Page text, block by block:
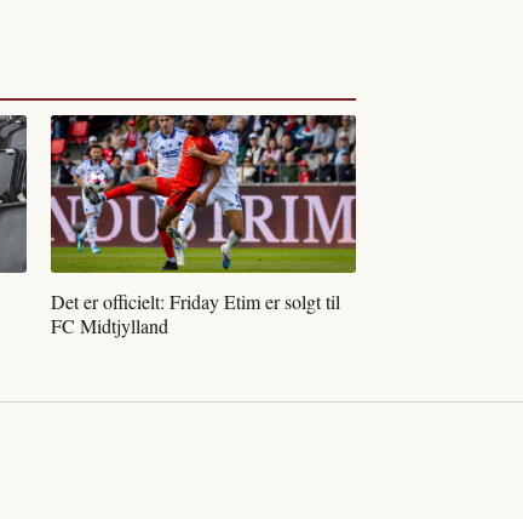
Det er officielt: Friday Etim er solgt til
FC Midtjylland